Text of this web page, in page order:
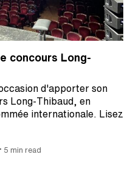
concours Long-
d'apporter son
Long-Thibaud, en
internationale. Lisez
• 5 min read